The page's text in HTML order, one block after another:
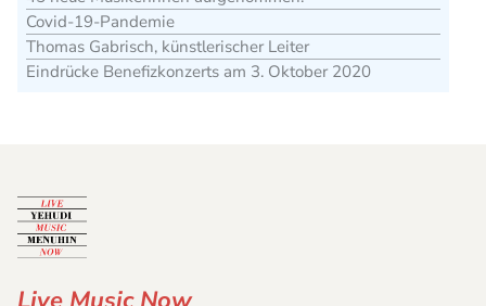
Covid-19-Pandemie
Thomas Gabrisch, künstlerischer Leiter
Eindrücke Benefizkonzerts am 3. Oktober 2020